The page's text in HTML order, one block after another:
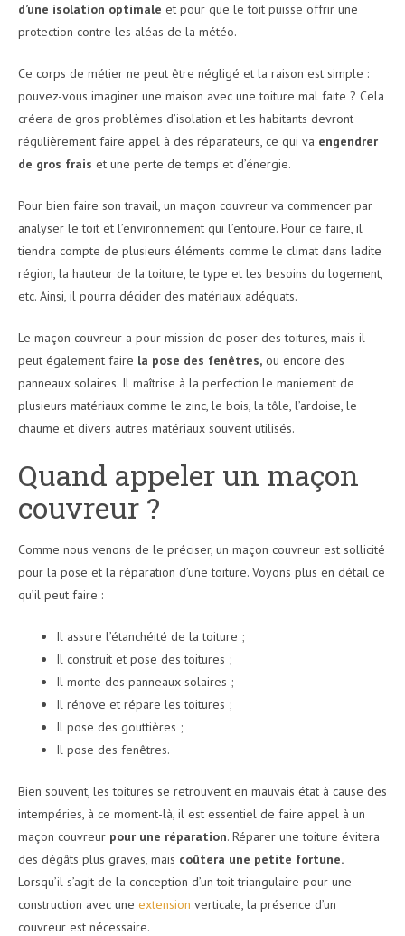
d’une isolation optimale et pour que le toit puisse offrir une
protection contre les aléas de la météo.
Ce corps de métier ne peut être négligé et la raison est simple :
pouvez-vous imaginer une maison avec une toiture mal faite ? Cela
créera de gros problèmes d’isolation et les habitants devront
régulièrement faire appel à des réparateurs, ce qui va engendrer
de gros frais et une perte de temps et d’énergie.
Pour bien faire son travail, un maçon couvreur va commencer par
analyser le toit et l’environnement qui l’entoure. Pour ce faire, il
tiendra compte de plusieurs éléments comme le climat dans ladite
région, la hauteur de la toiture, le type et les besoins du logement,
etc. Ainsi, il pourra décider des matériaux adéquats.
Le maçon couvreur a pour mission de poser des toitures, mais il
peut également faire la pose des fenêtres, ou encore des
panneaux solaires. Il maîtrise à la perfection le maniement de
plusieurs matériaux comme le zinc, le bois, la tôle, l’ardoise, le
chaume et divers autres matériaux souvent utilisés.
Quand appeler un maçon
couvreur ?
Comme nous venons de le préciser, un maçon couvreur est sollicité
pour la pose et la réparation d’une toiture. Voyons plus en détail ce
qu’il peut faire :
Il assure l’étanchéité de la toiture ;
Il construit et pose des toitures ;
Il monte des panneaux solaires ;
Il rénove et répare les toitures ;
Il pose des gouttières ;
Il pose des fenêtres.
Bien souvent, les toitures se retrouvent en mauvais état à cause des
intempéries, à ce moment-là, il est essentiel de faire appel à un
maçon couvreur pour une réparation. Réparer une toiture évitera
des dégâts plus graves, mais coûtera une petite fortune.
Lorsqu’il s’agit de la conception d’un toit triangulaire pour une
construction avec une extension verticale, la présence d’un
couvreur est nécessaire.